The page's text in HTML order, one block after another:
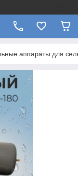
аппараты для